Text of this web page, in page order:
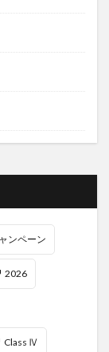
ンペーン
2026
Class Ⅳ